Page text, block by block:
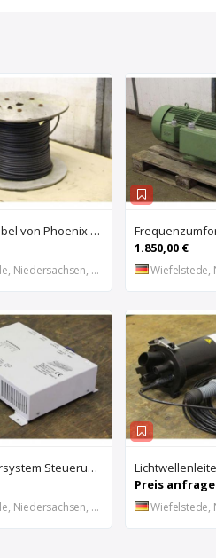
Glasfaserkabel von Phoenix Contact – AT-VQHB2Y
Niedersachsen, DE
1.850,00 €
Wiefelstede,
Gefahrfeuersystem Steuerung von Reetec – W, rot slimline THSLW
Niedersachsen, DE
Preis
Wiefelstede,